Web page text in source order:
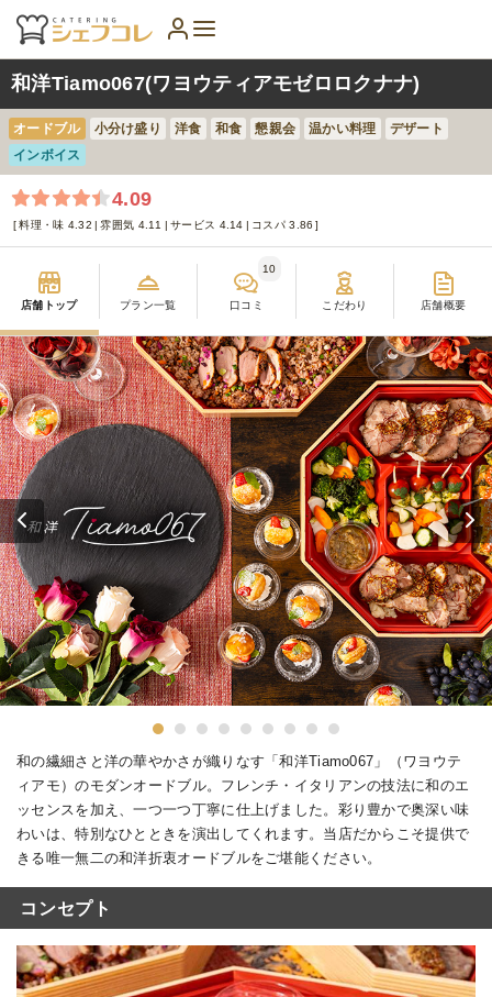
和洋Tiamo067(ワヨウティアモゼロロクナナ)
オードブル 小分け盛り 洋食 和食 懇親会 温かい料理
デザート
インボイス
4.09
料理・味 4.32 雰囲気 4.11 サービス 4.14 コスパ 3.86
店舗トップ プラン一覧 口コミ
10
こだわり 店舗概要
和の繊細さと洋の華やかさが織りなす「和洋Tiamo067」（ワヨウテ
ィアモ）のモダンオードブル。フレンチ・イタリアンの技法に和のエ
ッセンスを加え、一つ一つ丁寧に仕上げました。彩り豊かで奥深い味
わいは、特別なひとときを演出してくれます。当店だからこそ提供で
きる唯一無二の和洋折衷オードブルをご堪能ください。
コンセプト